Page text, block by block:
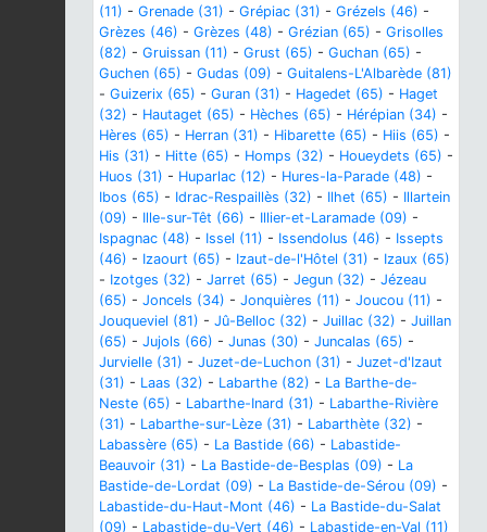
(11) - Grenade (31) - Grépiac (31) - Grézels (46) -
Grèzes (46) - Grèzes (48) - Grézian (65) - Grisolles
(82) - Gruissan (11) - Grust (65) - Guchan (65) -
Guchen (65) - Gudas (09) - Guitalens-L'Albarède (81)
- Guizerix (65) - Guran (31) - Hagedet (65) - Haget
(32) - Hautaget (65) - Hèches (65) - Hérépian (34) -
Hères (65) - Herran (31) - Hibarette (65) - Hiis (65) -
His (31) - Hitte (65) - Homps (32) - Houeydets (65) -
Huos (31) - Huparlac (12) - Hures-la-Parade (48) -
Ibos (65) - Idrac-Respaillès (32) - Ilhet (65) - Illartein
(09) - Ille-sur-Têt (66) - Illier-et-Laramade (09) -
Ispagnac (48) - Issel (11) - Issendolus (46) - Issepts
(46) - Izaourt (65) - Izaut-de-l'Hôtel (31) - Izaux (65)
- Izotges (32) - Jarret (65) - Jegun (32) - Jézeau
(65) - Joncels (34) - Jonquières (11) - Joucou (11) -
Jouqueviel (81) - Jû-Belloc (32) - Juillac (32) - Juillan
(65) - Jujols (66) - Junas (30) - Juncalas (65) -
Jurvielle (31) - Juzet-de-Luchon (31) - Juzet-d'Izaut
(31) - Laas (32) - Labarthe (82) - La Barthe-de-
Neste (65) - Labarthe-Inard (31) - Labarthe-Rivière
(31) - Labarthe-sur-Lèze (31) - Labarthète (32) -
Labassère (65) - La Bastide (66) - Labastide-
Beauvoir (31) - La Bastide-de-Besplas (09) - La
Bastide-de-Lordat (09) - La Bastide-de-Sérou (09) -
Labastide-du-Haut-Mont (46) - La Bastide-du-Salat
(09) - Labastide-du-Vert (46) - Labastide-en-Val (11)